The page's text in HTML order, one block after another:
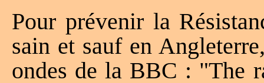
Pour prévenir la
sain et sauf en
ondes de la BBC : "The